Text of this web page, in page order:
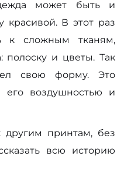
может быть и
красивой. В этот раз
к сложным тканям,
полоску и цветы. Так
свою форму. Это
его воздушностью и
другим принтам, без
всю историю